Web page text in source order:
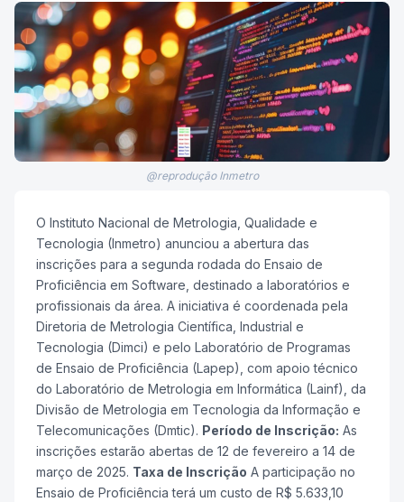
@reprodução Inmetro
O Instituto Nacional de Metrologia, Qualidade e
Tecnologia (Inmetro) anunciou a abertura das
inscrições para a segunda rodada do Ensaio de
Proficiência em Software, destinado a laboratórios e
profissionais da área. A iniciativa é coordenada pela
Diretoria de Metrologia Científica, Industrial e
Tecnologia (Dimci) e pelo Laboratório de Programas
de Ensaio de Proficiência (Lapep), com apoio técnico
do Laboratório de Metrologia em Informática (Lainf), da
Divisão de Metrologia em Tecnologia da Informação e
Telecomunicações (Dmtic). Período de Inscrição: As
inscrições estarão abertas de 12 de fevereiro a 14 de
março de 2025. Taxa de Inscrição A participação no
Ensaio de Proficiência terá um custo de R$ 5.633,10